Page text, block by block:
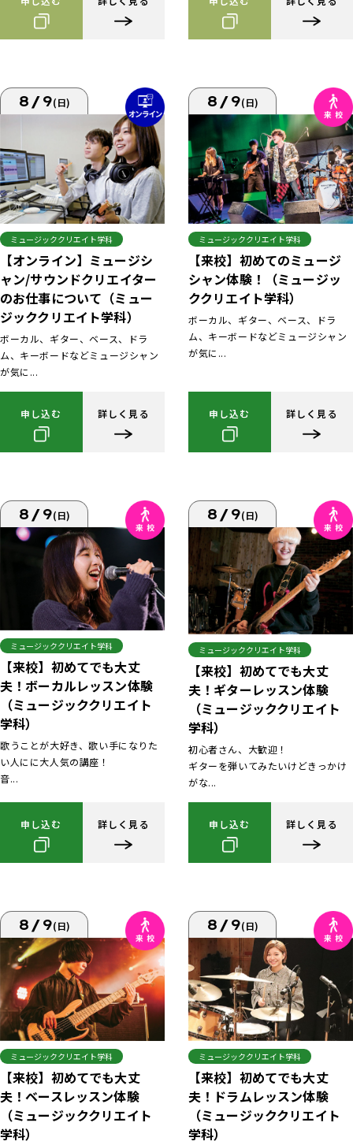
8/9(日)
ミュージッククリエイト学科
【オンライン】ミュージシ
ャン/サウンドクリエイター
のお仕事について（ミュー
ジッククリエイト学科）
ボーカル、ギター、ベース、ドラ
ム、キーボードなどミュージシャン
が気に...
申し込む 詳しく見る
8/9(日)
ミュージッククリエイト学科
【来校】初めてのミュージ
シャン体験！（ミュージッ
ククリエイト学科）
ボーカル、ギター、ベース、ドラ
ム、キーボードなどミュージシャン
が気に...
申し込む 詳しく見る
8/9(日)
ミュージッククリエイト学科
【来校】初めてでも大丈
夫！ボーカルレッスン体験
（ミュージッククリエイト
学科）
歌うことが大好き、歌い手になりた
い人にに大人気の講座！
音...
申し込む 詳しく見る
8/9(日)
ミュージッククリエイト学科
【来校】初めてでも大丈
夫！ギターレッスン体験
（ミュージッククリエイト
学科）
初心者さん、大歓迎！
ギターを弾いてみたいけどきっかけ
がな...
申し込む 詳しく見る
8/9(日)
ミュージッククリエイト学科
【来校】初めてでも大丈
夫！ベースレッスン体験
（ミュージッククリエイト
学科）
8/9(日)
ミュージッククリエイト学科
【来校】初めてでも大丈
夫！ドラムレッスン体験
（ミュージッククリエイト
学科）